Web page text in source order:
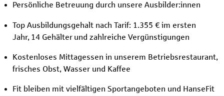
Persönliche Betreuung durch unsere Ausbilder:innen
Top Ausbildungsgehalt nach Tarif: 1.355 € im ersten
Jahr, 14 Gehälter und zahlreiche Vergünstigungen
Kostenloses Mittagessen in unserem Betriebsrestaurant,
frisches Obst, Wasser und Kaffee
Fit bleiben mit vielfältigen Sportangeboten und HanseFit